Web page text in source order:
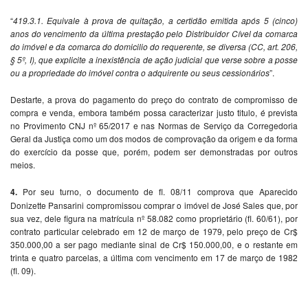
“419.3.1. Equivale à prova de quitação, a certidão emitida após 5 (cinco)
anos do vencimento da última prestação pelo Distribuidor Cível da comarca
do imóvel e da comarca do domicilio do requerente, se diversa (CC, art. 206,
§ 5º, I), que explicite a inexistência de ação judicial que verse sobre a posse
ou a propriedade do imóvel contra o adquirente ou seus cessionários”.
Destarte, a prova do pagamento do preço do contrato de compromisso de
compra e venda, embora também possa caracterizar justo titulo, é prevista
no Provimento CNJ nº 65/2017 e nas Normas de Serviço da Corregedoria
Geral da Justiça como um dos modos de comprovação da origem e da forma
do exercício da posse que, porém, podem ser demonstradas por outros
meios.
4. Por seu turno, o documento de fl. 08/11 comprova que Aparecido
Donizette Pansarini compromissou comprar o imóvel de José Sales que, por
sua vez, dele figura na matrícula nº 58.082 como proprietário (fl. 60/61), por
contrato particular celebrado em 12 de março de 1979, pelo preço de Cr$
350.000,00 a ser pago mediante sinal de Cr$ 150.000,00, e o restante em
trinta e quatro parcelas, a última com vencimento em 17 de março de 1982
(fl. 09).